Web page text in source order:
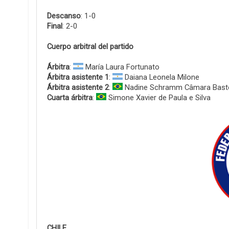
Descanso: 1-0
Final: 2-0
Cuerpo arbitral del partido
Árbitra:
María Laura Fortunato
Árbitra asistente 1:
Daiana Leonela Milone
Árbitra asistente 2:
Nadine Schramm Câmara
Cuarta árbitra: Simone Xavier de Paula e Silva